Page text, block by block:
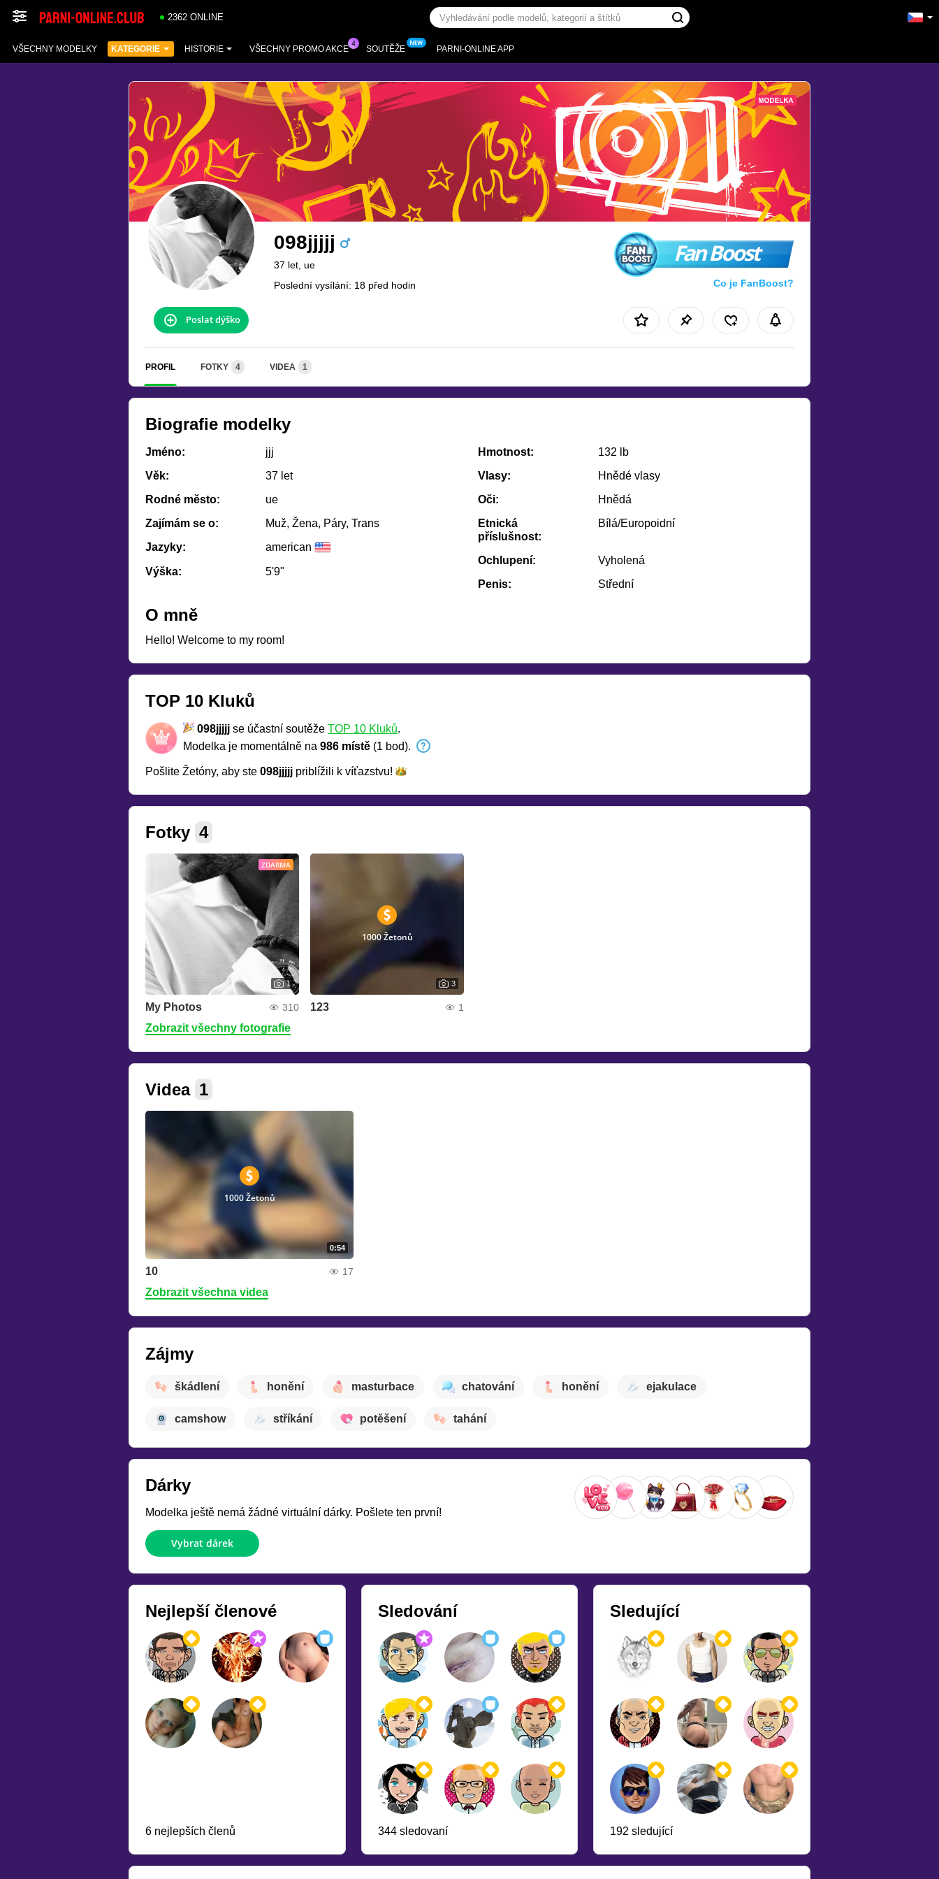
2362 ONLINE
VŠECHNY MODELKY KATEGORIE HISTORIE VŠECHNY PROMO AKCE SOUTĚŽE PARNI-ONLINE APP
098jjjjj
37 let, ue
Poslední vysílání: 18 před hodin
Fan Boost
Co je FanBoost?
Poslat dýško
PROFIL FOTKY 4 VIDEA 1
Biografie modelky
Jméno:
jjj
Věk:
37 let
Rodné město:
ue
Zajímám se o:
Muž, Žena, Páry, Trans
Jazyky:
american
Výška: 5'9"
Hmotnost:
132 lb
Vlasy:
Hnědé vlasy
Oči:
Hnědá
Etnická
příslušnost:
Bílá/Europoidní
Ochlupení:
Vyholená
Penis:
Střední
O mně
Hello! Welcome to my room!
TOP 10 Kluků
098jjjjj se účastní soutěže TOP 10 Kluků.
Modelka je momentálně na 986 místě (1 bod).
Pošlite Žetóny, aby ste 098jjjjj priblížili k víťazstvu!
Fotky 4
ZDARMA
1
My Photos 310
1000 Žetonů
3
123 1
Zobrazit všechny fotografie
Videa 1
0:54
1000 Žetonů
10 17
Zobrazit všechna videa
Zájmy
škádlení honění masturbace chatování honění ejakulace
camshow stříkání potěšení tahání
Dárky
Modelka ještě nemá žádné virtuální dárky. Pošlete ten první!
Vybrat dárek
Nejlepší členové
6 nejlepších členů
Sledování
344 sledovaní
Sledující
192 sledující